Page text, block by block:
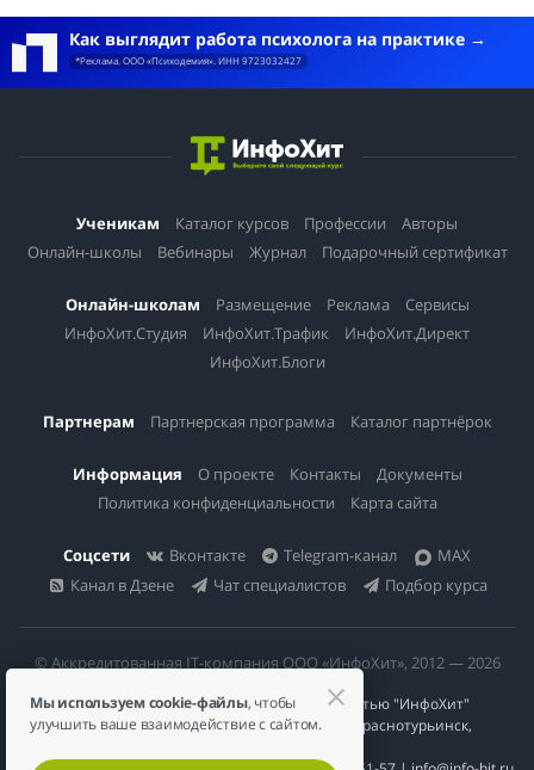
Как выглядит работа психолога на практике
*Реклама. ООО «Психодемия». ИНН 9723032427
Ученикам Каталог курсов Профессии
Авторы
Онлайн-школы
Вебинары Журнал Подарочный сертификат
Онлайн-школам Размещение Реклама
Сервисы
ИнфоХит.Студия
ИнфоХит.Трафик
ИнфоХит.Директ
ИнфоХит.Блоги
Партнерам Партнерская программа Каталог партнёрок
Информация О проекте Контакты
Документы
Политика конфиденциальности
Карта сайта
Соцсети Вконтакте Telegram-канал
MAX
Канал в Дзене
Чат специалистов Подбор курса
© Аккредитованная IT-компания ООО «ИнфоХит», 2012 — 2026
Общество с ограниченной ответственностью "ИнфоХит"
624446, Россия, Свердловская область, г. Краснотурьинск,
Мы используем cookie-файлы, чтобы
улучшить ваше взаимодействие с сайтом.